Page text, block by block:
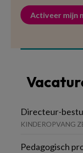
Activeer mijn
Directeur-
KINDEROPVANG
Pedagogisch